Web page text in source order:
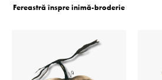
Fereastră înspre inimă-broderie